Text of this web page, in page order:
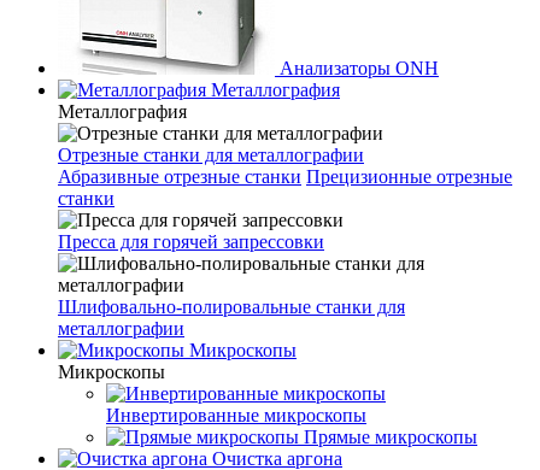
Анализаторы ONH
Металлография
Металлография
Отрезные станки для металлографии
Абразивные отрезные станки Прецизионные отрезные
станки
Пресса для горячей запрессовки
Шлифовально-полировальные станки для
металлографии
Микроскопы
Микроскопы
Инвертированные микроскопы
Прямые микроскопы
Очистка аргона